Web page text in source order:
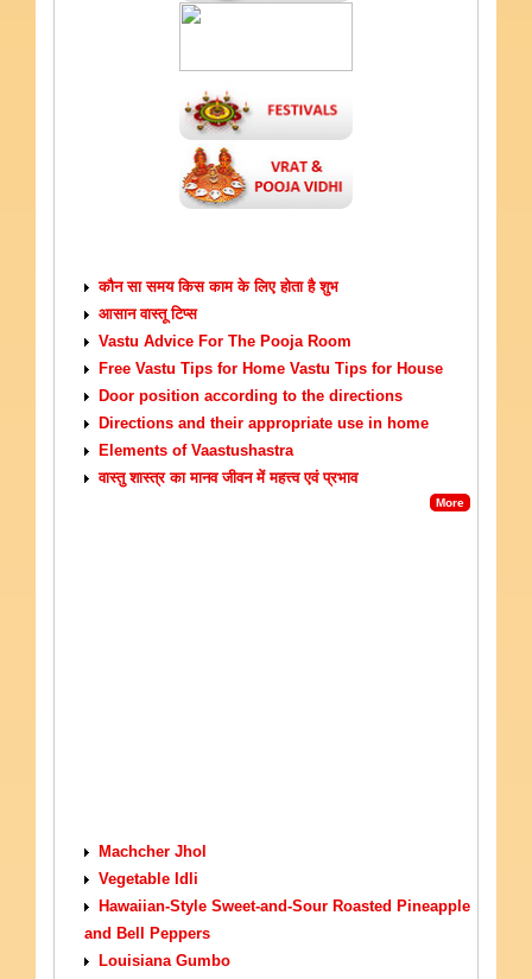
कौन सा समय किस काम के लिए होता है शुभ
आसान वास्तू टिप्स
Vastu Advice For The Pooja Room
Free Vastu Tips for Home Vastu Tips for House
Door position according to the directions
Directions and their appropriate use in home
Elements of Vaastushastra
वास्तु शास्त्र का मानव जीवन में महत्त्व एवं प्रभाव
More
Machcher Jhol
Vegetable Idli
Hawaiian-Style Sweet-and-Sour Roasted Pineapple
and Bell Peppers
Louisiana Gumbo